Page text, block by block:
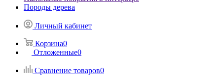
Породы дерева
Личный кабинет
Корзина0
Отложенные0
Сравнение товаров0